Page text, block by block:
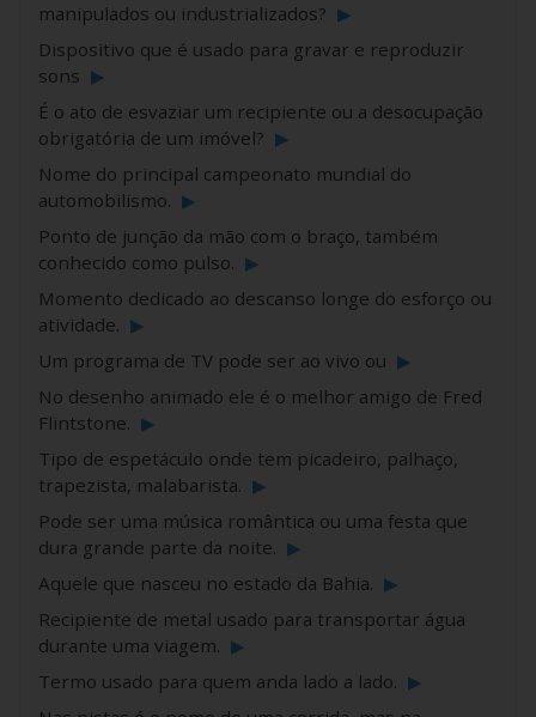
manipulados ou industrializados? ▶
Dispositivo que é usado para gravar e reproduzir
sons ▶
É o ato de esvaziar um recipiente ou a desocupação
obrigatória de um imóvel? ▶
Nome do principal campeonato mundial do
automobilismo. ▶
Ponto de junção da mão com o braço, também
conhecido como pulso. ▶
Momento dedicado ao descanso longe do esforço ou
atividade. ▶
Um programa de TV pode ser ao vivo ou ▶
No desenho animado ele é o melhor amigo de Fred
Flintstone. ▶
Tipo de espetáculo onde tem picadeiro, palhaço,
trapezista, malabarista. ▶
Pode ser uma música romântica ou uma festa que
dura grande parte da noite. ▶
Aquele que nasceu no estado da Bahia. ▶
Recipiente de metal usado para transportar água
durante uma viagem. ▶
Termo usado para quem anda lado a lado. ▶